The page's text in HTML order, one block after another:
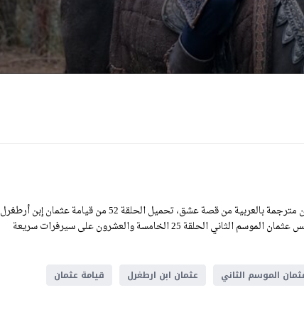
مشاهدة مسلسل المؤسس عثمان الحلقة 52 الثانية والخمسون مترجمة بالعربية من قصة عشق، تحميل الحلقة 52 من قيامة عثمان إبن أرطغرل
كاملة اون لاين بجودة HD عالية الوضوح، رابط تحميل المؤسس عثمان الموسم الثاني الحلقة 25 الخامسة والعشرون على سيرفرات سريعة
الموسم الثاني عثمان ابن ارطغرل
قيامة عثمان